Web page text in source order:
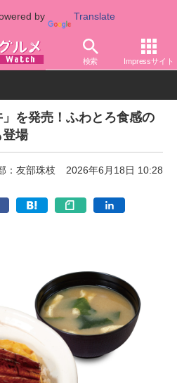
by Translate
検索 Impressサイト
松屋
を発売！ふわとろ食感の
登場
：友部珠枝 2026年6月18日 10:28